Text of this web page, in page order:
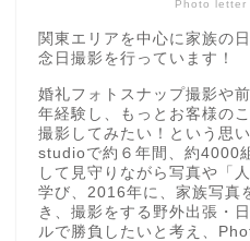
Photo letter
関東エリアを中心に家族の
念日撮影を行っています！
婚礼フォトスナップ撮影や
年経験し、もっとお客様の
撮影してみたい！という思
studioで約６年間、約4000
して見守りながら写真や「
学び、2016年に、家族写真
き、撮影をする野外出張・
ルで勝負したいと考え、